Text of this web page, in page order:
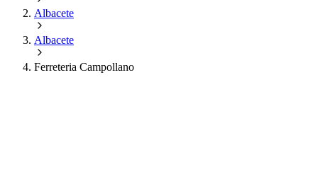
Albacete
Albacete
Ferreteria Campollano